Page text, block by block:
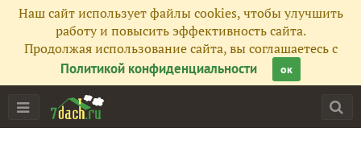
Наш сайт использует файлы cookies, чтобы улучшить
работу и повысить эффективность сайта.
Продолжая использование сайта, вы соглашаетесь с
Политикой конфиденциальности
ок
Главная